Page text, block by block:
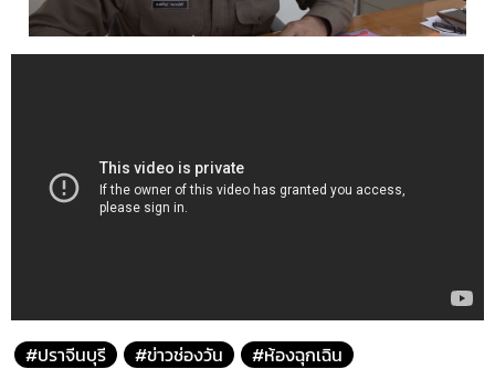
#ปราจีนบุรี #ข่าวช่องวัน
#ห้องฉุกเฉิน